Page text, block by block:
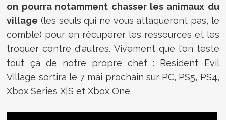
on pourra notamment chasser les animaux du
village (les seuls qui ne vous attaqueront pas, le
comble) pour en récupérer les ressources et les
troquer contre d'autres. Vivement que l'on teste
tout ça de notre propre chef : Resident Evil
Village sortira le 7 mai prochain sur PC, PS5, PS4,
Xbox Series X|S et Xbox One.